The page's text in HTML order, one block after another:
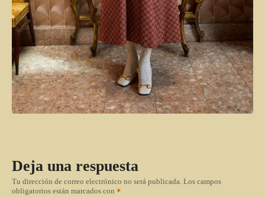
Deja una respuesta
Tu dirección de correo electrónico no será publicada. Los campos
obligatorios están marcados con